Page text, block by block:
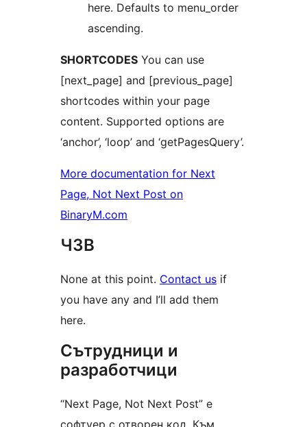
here. Defaults to menu_order
ascending.
SHORTCODES You can use
[next_page] and [previous_page]
shortcodes within your page
content. Supported options are
‘anchor’, ‘loop’ and ‘getPagesQuery’.
More documentation for Next
Page, Not Next Post on
BinaryM.com
ЧЗВ
None at this point. Contact us if
you have any and I’ll add them
here.
Сътрудници и
разработчици
“Next Page, Not Next Post” е